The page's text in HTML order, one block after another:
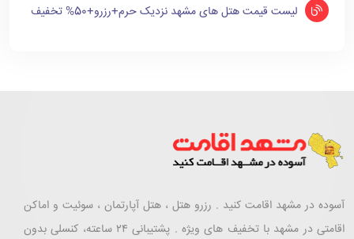
لیست قیمت هتل های مشهد نزدیک حرم+رزرو+50% تخفیف
آسوده در مشهد اقامت کنید . رزرو هتل ، هتل آپارتمان ، سوئیت و اماکن
اقامتی در مشهد با تخفیف های ویژه . پشتیبانی ۲۴ ساعته، کنسلی بدون